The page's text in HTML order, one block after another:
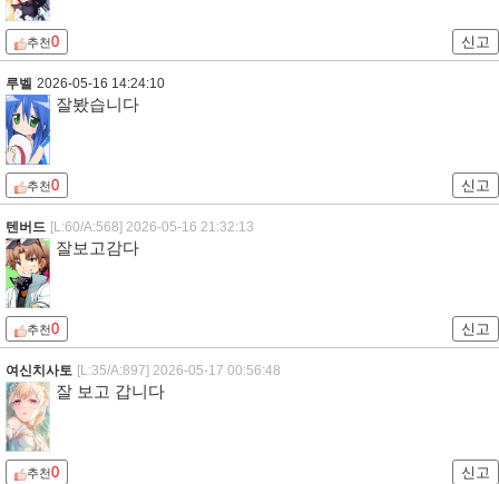
추천0 신고
루벨 2026-05-16 14:24:10
잘봤습니다
추천0 신고
텐버드 [L:60/A:568] 2026-05-16 21:32:13
잘보고감다
추천0 신고
여신치사토 [L:35/A:897] 2026-05-17 00:56:48
잘 보고 갑니다
추천0 신고